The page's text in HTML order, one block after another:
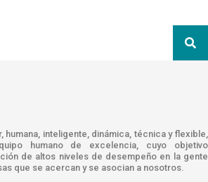
humana, inteligente, dinámica, técnica y flexible,
humano de excelencia, cuyo objetivo
de altos niveles de desempeño en la gente
que se acercan y se asocian a nosotros.